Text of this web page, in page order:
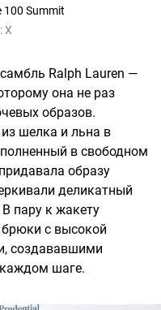
Summit
X
Ralph Lauren —
она не раз
образов.
шелка и льна в
в свободном
образу
деликатный
пару к жакету
с высокой
создававшими
шаге.